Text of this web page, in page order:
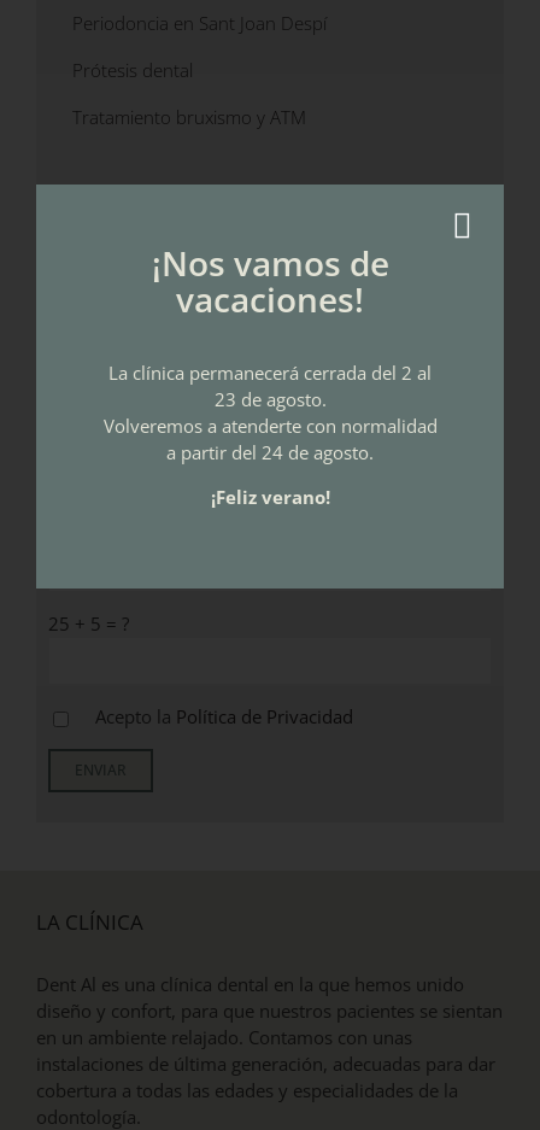
Periodoncia en Sant Joan Despí
Prótesis dental
Tratamiento bruxismo y ATM
25 + 5 = ?
Acepto la Política de Privacidad
LA CLÍNICA
Dent Al es una clínica dental en la que hemos unido
diseño y confort, para que nuestros pacientes se sientan
en un ambiente relajado. Contamos con unas
instalaciones de última generación, adecuadas para dar
cobertura a todas las edades y especialidades de la
odontología.
¡Nos vamos de
vacaciones!
La clínica permanecerá cerrada del 2 al
23 de agosto.
Volveremos a atenderte con normalidad
a partir del 24 de agosto.
¡Feliz verano!